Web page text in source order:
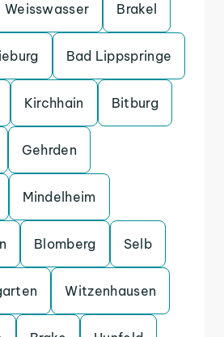
Weisswasser Brakel
Bad Lippspringe
Kirchhain Bitburg
Gehrden
Mindelheim
Blomberg Selb
Witzenhausen